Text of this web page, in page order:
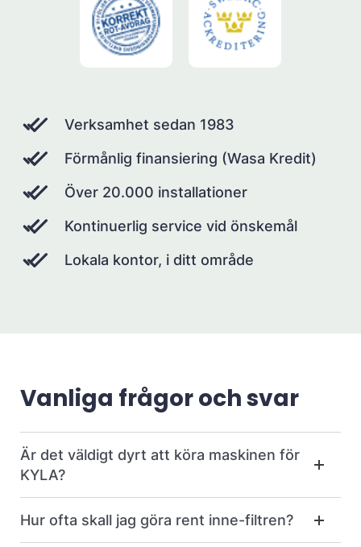
Verksamhet sedan 1983
Förmånlig finansiering (Wasa Kredit)
Över 20.000 installationer
Kontinuerlig service vid önskemål
Lokala kontor, i ditt område
Vanliga frågor och svar
Är det väldigt dyrt att köra maskinen för
KYLA?
Hur ofta skall jag göra rent inne-filtren?